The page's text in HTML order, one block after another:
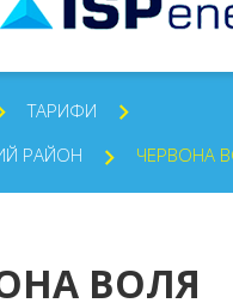
ТАРИФИ
РАЙОН
ЧЕРВОНА
ВОЛЯ